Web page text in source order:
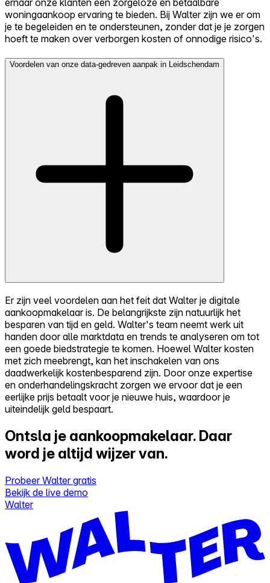
ernaar onze klanten een zorgeloze en betaalbare
woningaankoop ervaring te bieden. Bij Walter zijn we er om
je te begeleiden en te ondersteunen, zonder dat je je zorgen
hoeft te maken over verborgen kosten of onnodige risico's.
Voordelen van onze data-gedreven aanpak in Leidschendam
Er zijn veel voordelen aan het feit dat Walter je digitale
aankoopmakelaar is. De belangrijkste zijn natuurlijk het
besparen van tijd en geld. Walter's team neemt werk uit
handen door alle marktdata en trends te analyseren om tot
een goede biedstrategie te komen. Hoewel Walter kosten
met zich meebrengt, kan het inschakelen van ons
daadwerkelijk kostenbesparend zijn. Door onze expertise
en onderhandelingskracht zorgen we ervoor dat je een
eerlijke prijs betaalt voor je nieuwe huis, waardoor je
uiteindelijk geld bespaart.
Ontsla je aankoopmakelaar. Daar
word je altijd wijzer van.
Probeer Walter gratis
Bekijk de live demo
Walter